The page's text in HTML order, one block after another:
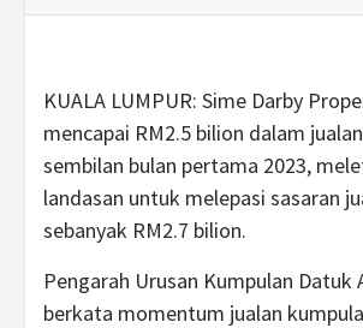
KUALA LUMPUR: Sime Darby
mencapai RM2.5 bilion dalam
sembilan bulan pertama 2023,
landasan untuk melepasi sasaran
sebanyak RM2.7 bilion.
Pengarah Urusan Kumpulan Datuk
berkata momentum jualan